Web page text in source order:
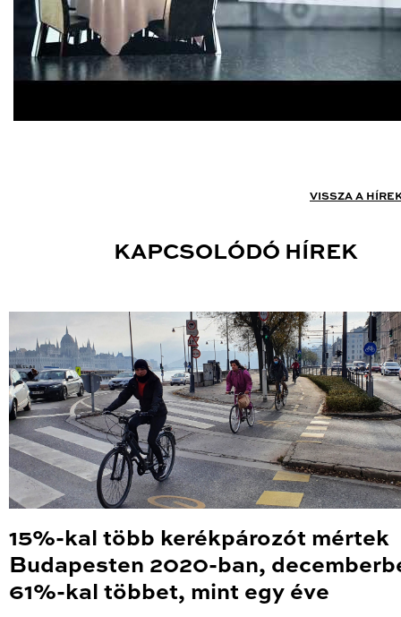
VISSZA A
KAPCSOLÓDÓ HÍREK
15%-kal több kerékpározót mértek
Budapesten 2020-ban,
61%-kal többet, mint egy éve